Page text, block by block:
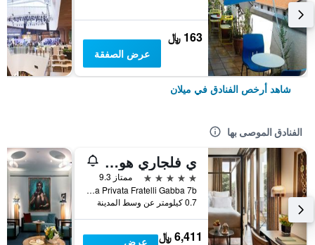
163 ﷼
عرض الصفقة
شاهد أرخص الفنادق في ميلان
الفنادق الموصى بها
ي فلجاري هوتل ميلانو
5 نجوم
ممتاز 9.3
Via Privata Fratelli Gabba 7b, ميلان, مقاطعة ميلانو, إيطاليا
0.7 كيلومتر عن وسط المدينة
6,411 ﷼
عرض